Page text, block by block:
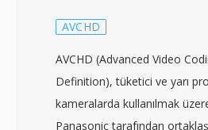
AVCHD
AVCHD (Advanced Video
Definition), tüketici ve yarı
kameralarda kullanılmak
Panasonic tarafından